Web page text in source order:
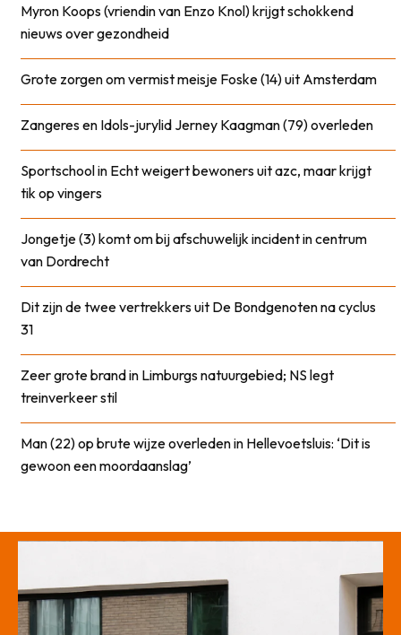
Myron Koops (vriendin van Enzo Knol) krijgt schokkend
nieuws over gezondheid
Grote zorgen om vermist meisje Foske (14) uit Amsterdam
Zangeres en Idols-jurylid Jerney Kaagman (79) overleden
Sportschool in Echt weigert bewoners uit azc, maar krijgt
tik op vingers
Jongetje (3) komt om bij afschuwelijk incident in centrum
van Dordrecht
Dit zijn de twee vertrekkers uit De Bondgenoten na cyclus
31
Zeer grote brand in Limburgs natuurgebied; NS legt
treinverkeer stil
Man (22) op brute wijze overleden in Hellevoetsluis: ‘Dit is
gewoon een moordaanslag’